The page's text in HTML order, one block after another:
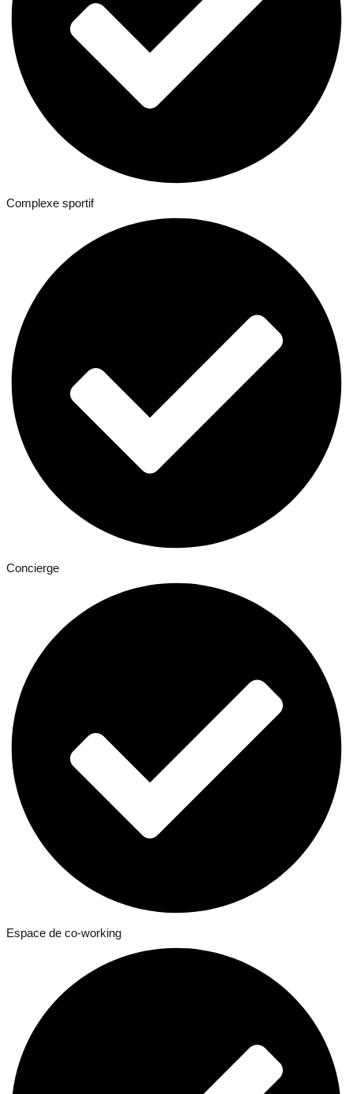
Complexe sportif
Concierge
Espace de co-working